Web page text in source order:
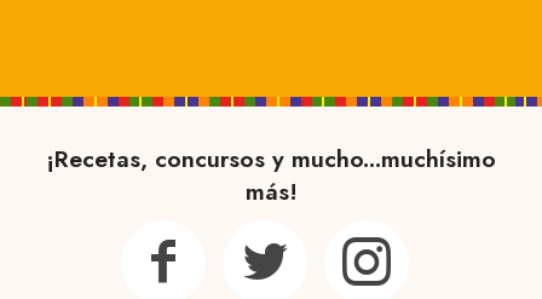
¡Recetas, concursos y mucho...muchísimo
más!